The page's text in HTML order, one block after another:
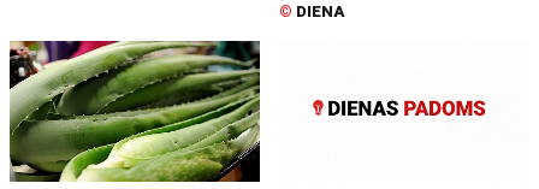
© DIENA